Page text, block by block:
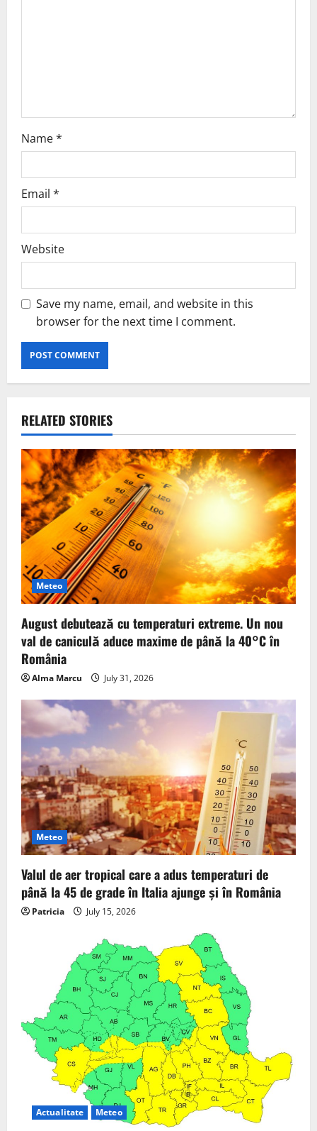
Name*
Email *
Website
Save my name, email, and website in this
browser for the next time I comment.
RELATED STORIES
Meteo
August debutează cu temperaturi extreme. Un nou
val de caniculă aduce maxime de până la 40°C în
România
Alma Marcu July 31, 2026
Meteo
Valul de aer tropical care a adus temperaturi de
până la 45 de grade în Italia ajunge și în România
Patricia July 15, 2026
Actualitate Meteo